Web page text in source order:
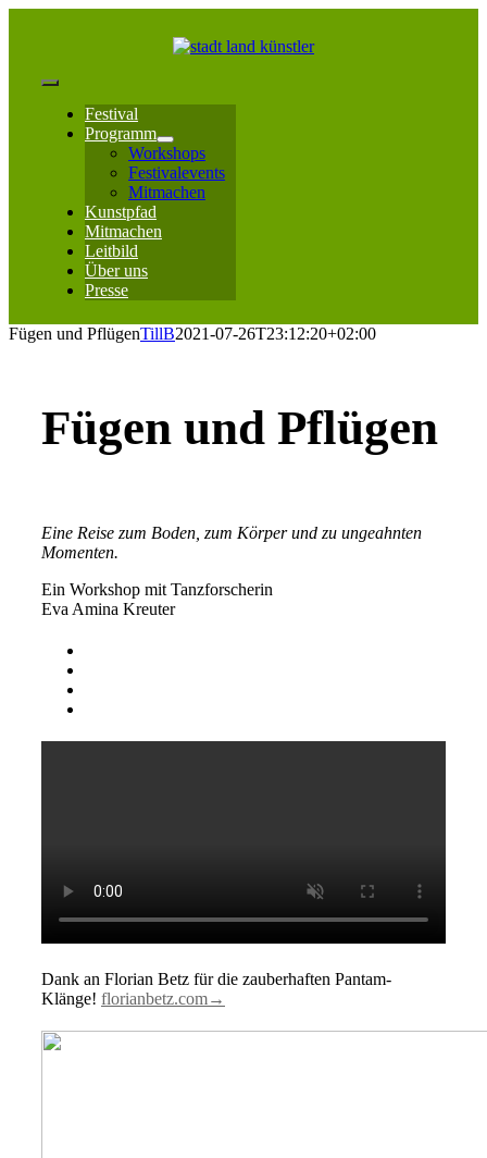
Toggle
Navigation
Festival
Programm
Workshops
Festivalevents
Mitmachen
Kunstpfad
Mitmachen
Leitbild
Über uns
Presse
Fügen und PflügenTillB2021-07-26T23:12:20+02:00
Fügen und Pflügen
Eine Reise zum Boden, zum Körper und zu ungeahnten
Momenten.
Ein Workshop mit Tanzforscherin
Eva Amina Kreuter
Dank an Florian Betz für die zauberhaften Pantam-
Klänge! florianbetz.com→